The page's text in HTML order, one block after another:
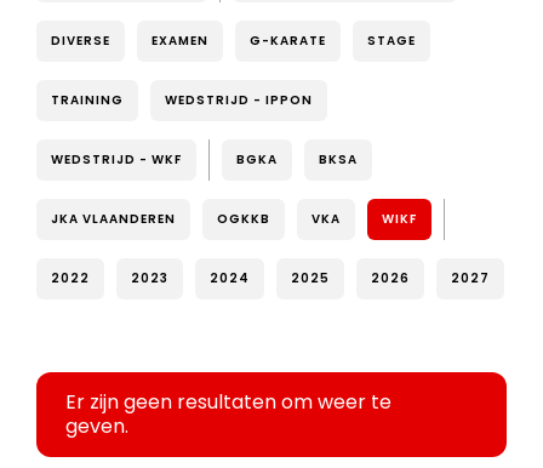
DIVERSE EXAMEN G-KARATE STAGE
TRAINING WEDSTRIJD - IPPON
WEDSTRIJD - WKF BGKA BKSA
JKA VLAANDEREN OGKKB VKA WIKF
2022 2023 2024 2025 2026 2027
Er zijn geen resultaten om weer te
geven.